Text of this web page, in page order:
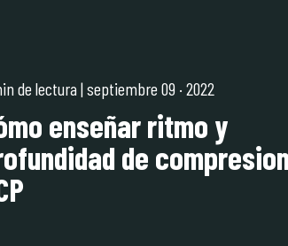
de lectura| septiembre 09 · 2022
enseñar ritmo y
de